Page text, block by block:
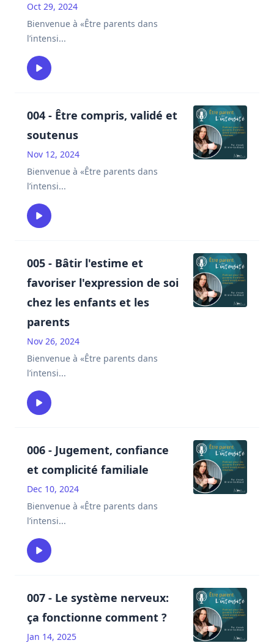
Oct 29, 2024
Bienvenue à «Être parents dans
l’intensi...
004 - Être compris, validé et
soutenus
Nov 12, 2024
Bienvenue à «Être parents dans
l’intensi...
005 - Bâtir l'estime et
favoriser l'expression de soi
chez les enfants et les
parents
Nov 26, 2024
Bienvenue à «Être parents dans
l’intensi...
006 - Jugement, confiance
et complicité familiale
Dec 10, 2024
Bienvenue à «Être parents dans
l’intensi...
007 - Le système nerveux:
ça fonctionne comment ?
Jan 14, 2025